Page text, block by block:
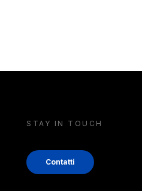
STAY IN TOUCH
Contatti